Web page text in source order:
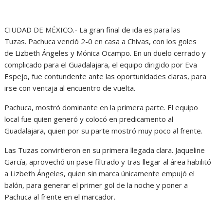
CIUDAD DE MÉXICO.- La gran final de ida es para las
Tuzas. Pachuca venció 2-0 en casa a Chivas, con los goles
de Lizbeth Ángeles y Mónica Ocampo. En un duelo cerrado y
complicado para el Guadalajara, el equipo dirigido por Eva
Espejo, fue contundente ante las oportunidades claras, para
irse con ventaja al encuentro de vuelta.
Pachuca, mostró dominante en la primera parte. El equipo
local fue quien generó y colocó en predicamento al
Guadalajara, quien por su parte mostró muy poco al frente.
Las Tuzas convirtieron en su primera llegada clara. Jaqueline
García, aprovechó un pase filtrado y tras llegar al área habilitó
a Lizbeth Ángeles, quien sin marca únicamente empujó el
balón, para generar el primer gol de la noche y poner a
Pachuca al frente en el marcador.